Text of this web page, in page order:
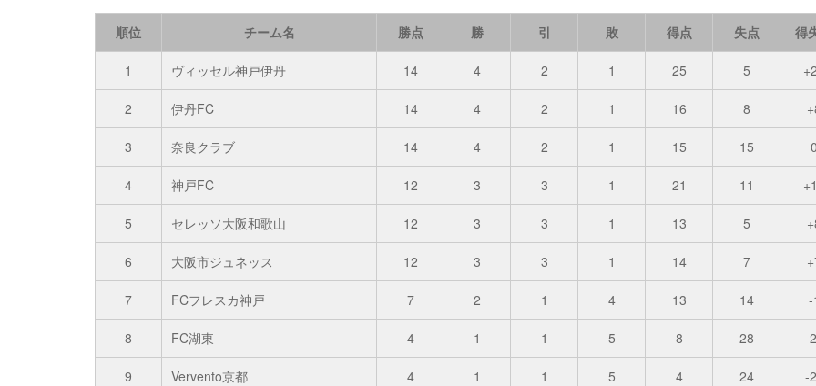
順位 チーム名 勝点 勝 引 敗 得点 失点 得
1 ヴィッセル神戸伊丹 14 4 2 1 25 5
2 伊丹FC 14 4 2 1 16 8
3 奈良クラブ 14 4 2 1 15 15 0
4 神戸FC 12 3 3 1 21 11
5 セレッソ大阪和歌山 12 3 3 1 13 5
6 大阪市ジュネッス 12 3 3 1 14 7
7 FCフレスカ神戸 7 2 1 4 13 14 -
8 FC湖東 4 1 1 5 8 28 -
9 Vervento京都 4 1 1 5 4 24 -